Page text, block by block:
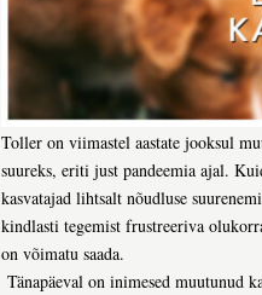
Toller on viimastel aastate jooksul
suureks, eriti just pandeemia ajal.
kasvatajad lihtsalt nõudluse
kindlasti tegemist frustreeriva
on võimatu saada.
Tänapäeval on inimesed muutunud